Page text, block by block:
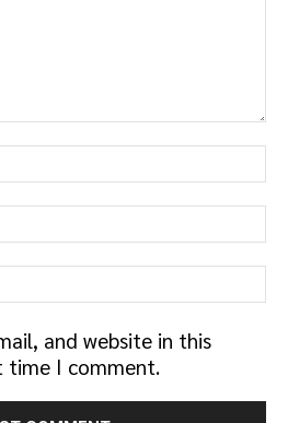
and website in this
time I comment.